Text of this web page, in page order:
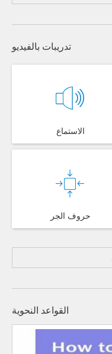
تدريبات بالفيديو
الاستماع
حروف الجر
القواعد النحوية